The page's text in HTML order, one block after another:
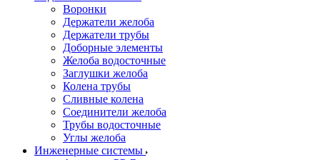
Воронки
Держатели желоба
Держатели трубы
Доборные элементы
Желоба водосточные
Заглушки желоба
Колена трубы
Сливные колена
Соединители желоба
Трубы водосточные
Углы желоба
Инженерные системы